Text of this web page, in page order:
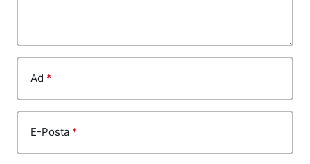
Ad *
E-Posta *